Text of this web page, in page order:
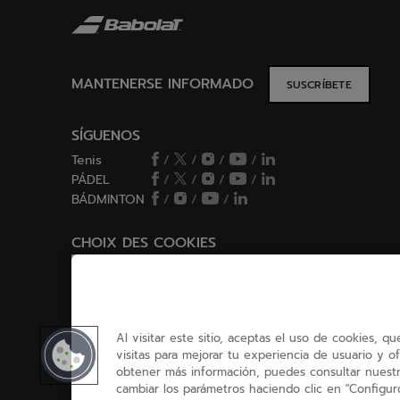
MANTENERSE INFORMADO SUSCRÍBETE
SÍGUENOS
Tenis / / /
/
PÁDEL
/ / /
/
BÁDMINTON
/ / /
CHOIX DES COOKIES
Al visitar este sitio, aceptas el uso de cookies,
visitas para mejorar tu experiencia de usuario y
obtener más información, puedes consultar
cambiar los parámetros haciendo clic en